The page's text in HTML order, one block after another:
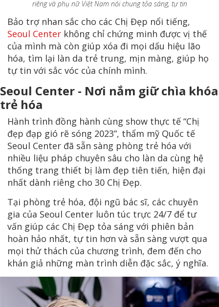
riêng và phụ nữ Việt Nam nói chung tỏa sáng, tự tin
Bảo trợ nhan sắc cho các Chị Đẹp nổi tiếng,
Seoul Center không chỉ chứng minh được vị thế
của mình mà còn giúp xóa đi mọi dấu hiệu lão
hóa, tìm lại làn da trẻ trung, mịn màng, giúp họ
tự tin với sắc vóc của chính mình.
Seoul Center - Nơi nắm giữ chìa khóa
trẻ hóa
Hành trình đồng hành cùng show thực tế “Chị
đẹp đạp gió rẽ sóng 2023”, thẩm mỹ Quốc tế
Seoul Center đã sẵn sàng phòng trẻ hóa với
nhiều liệu pháp chuyên sâu cho làn da cùng hệ
thống trang thiết bị làm đẹp tiên tiến, hiện đại
nhất dành riêng cho 30 Chị Đẹp.
Tại phòng trẻ hóa, đội ngũ bác sĩ, các chuyên
gia của Seoul Center luôn túc trực 24/7 để tư
vấn giúp các Chị Đẹp tỏa sáng với phiên bản
hoàn hảo nhất, tự tin hơn và sẵn sàng vượt qua
mọi thử thách của chương trình, đem đến cho
khán giả những màn trình diễn đặc sắc, ý nghĩa.